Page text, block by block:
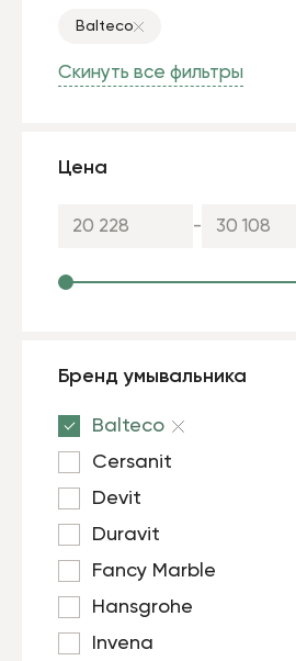
Balteco
Скинуть все фильтры
Цена
-
Бренд умывальника
Balteco
Cersanit
Devit
Duravit
Fancy Marble
Hansgrohe
Invena